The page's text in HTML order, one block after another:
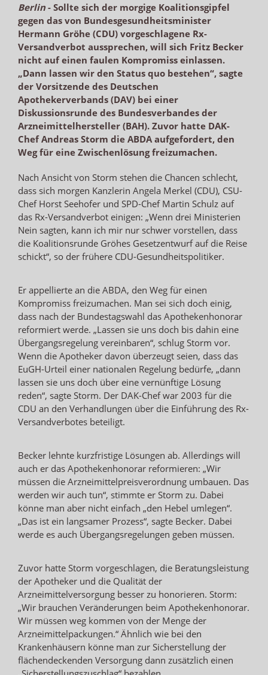
Berlin- Sollte sich der morgige Koalitionsgipfel
gegen das von Bundesgesundheitsminister
Hermann Gröhe (CDU) vorgeschlagene Rx-
Versandverbot aussprechen, will sich Fritz Becker
nicht auf einen faulen Kompromiss einlassen.
„Dann lassen wir den Status quo bestehen“, sagte
der Vorsitzende des Deutschen
Apothekerverbands (DAV) bei einer
Diskussionsrunde des Bundesverbandes der
Arzneimittelhersteller (BAH). Zuvor hatte DAK-
Chef Andreas Storm die ABDA aufgefordert, den
Weg für eine Zwischenlösung freizumachen.
Nach Ansicht von Storm stehen die Chancen schlecht,
dass sich morgen Kanzlerin Angela Merkel (CDU), CSU-
Chef Horst Seehofer und SPD-Chef Martin Schulz auf
das Rx-Versandverbot einigen: „Wenn drei Ministerien
Nein sagten, kann ich mir nur schwer vorstellen, dass
die Koalitionsrunde Gröhes Gesetzentwurf auf die Reise
schickt“, so der frühere CDU-Gesundheitspolitiker.
Er appellierte an die ABDA, den Weg für einen
Kompromiss freizumachen. Man sei sich doch einig,
dass nach der Bundestagswahl das Apothekenhonorar
reformiert werde. „Lassen sie uns doch bis dahin eine
Übergangsregelung vereinbaren“, schlug Storm vor.
Wenn die Apotheker davon überzeugt seien, dass das
EuGH-Urteil einer nationalen Regelung bedürfe, „dann
lassen sie uns doch über eine vernünftige Lösung
reden“, sagte Storm. Der DAK-Chef war 2003 für die
CDU an den Verhandlungen über die Einführung des Rx-
Versandverbotes beteiligt.
Becker lehnte kurzfristige Lösungen ab. Allerdings will
auch er das Apothekenhonorar reformieren: „Wir
müssen die Arzneimittelpreisverordnung umbauen. Das
werden wir auch tun“, stimmte er Storm zu. Dabei
könne man aber nicht einfach „den Hebel umlegen“.
„Das ist ein langsamer Prozess“, sagte Becker. Dabei
werde es auch Übergangsregelungen geben müssen.
Zuvor hatte Storm vorgeschlagen, die Beratungsleistung
der Apotheker und die Qualität der
Arzneimittelversorgung besser zu honorieren. Storm:
„Wir brauchen Veränderungen beim Apothekenhonorar.
Wir müssen weg kommen von der Menge der
Arzneimittelpackungen.“ Ähnlich wie bei den
Krankenhäusern könne man zur Sicherstellung der
flächendeckenden Versorgung dann zusätzlich einen